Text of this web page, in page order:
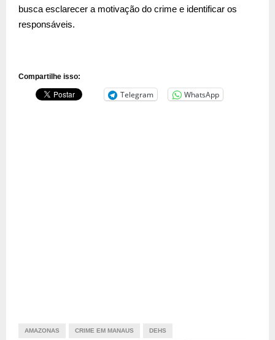
busca esclarecer a motivação do crime e identificar os
responsáveis.
Compartilhe isso:
Telegram WhatsApp
AMAZONAS CRIME EM MANAUS DEHS